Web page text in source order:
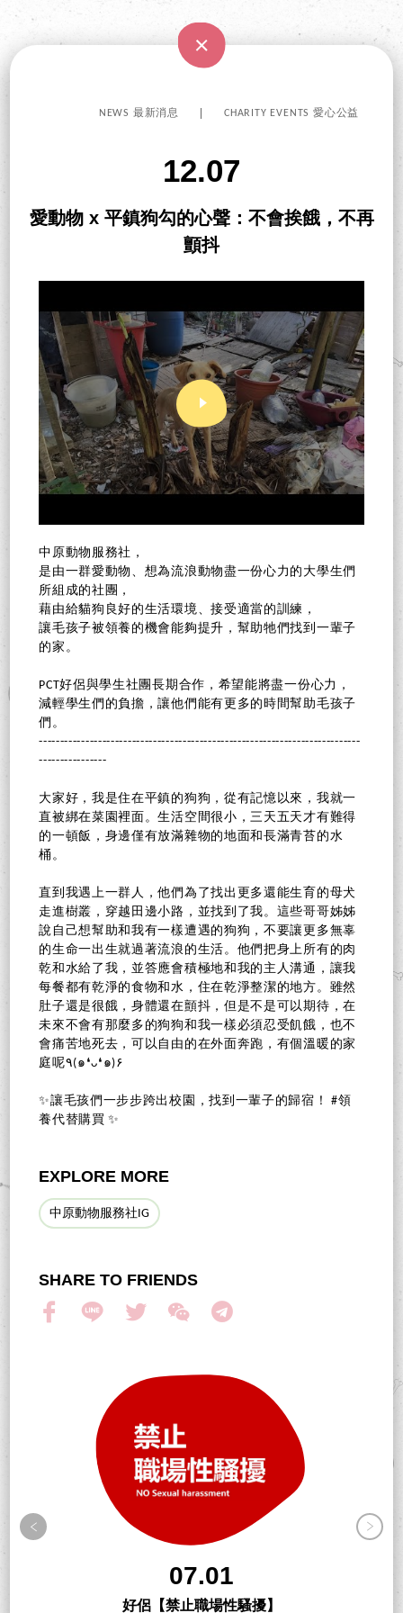
NEWS 最新消息 CHARITY EVENTS 愛心公益
12.07
愛動物 x 平鎮狗勾的心聲：不會挨餓，不再
顫抖
中原動物服務社，
是由一群愛動物、想為流浪動物盡一份心力的大學生們
所組成的社團，
藉由給貓狗良好的生活環境、接受適當的訓練，
讓毛孩子被領養的機會能夠提升，幫助牠們找到一輩子
的家。
PCT好侶與學生社團長期合作，希望能將盡一份心力，
減輕學生們的負擔，讓他們能有更多的時間幫助毛孩子
們。
----------------------------------------------------------------------------
----------------
大家好，我是住在平鎮的狗狗，從有記憶以來，我就一
直被綁在菜園裡面。生活空間很小，三天五天才有難得
的一頓飯，身邊僅有放滿雜物的地面和長滿青苔的水
桶。
直到我遇上一群人，他們為了找出更多還能生育的母犬
走進樹叢，穿越田邊小路，並找到了我。這些哥哥姊姊
說自己想幫助和我有一樣遭遇的狗狗，不要讓更多無辜
的生命一出生就過著流浪的生活。他們把身上所有的肉
乾和水給了我，並答應會積極地和我的主人溝通，讓我
每餐都有乾淨的食物和水，住在乾淨整潔的地方。雖然
肚子還是很餓，身體還在顫抖，但是不是可以期待，在
未來不會有那麼多的狗狗和我一樣必須忍受飢餓，也不
會痛苦地死去，可以自由的在外面奔跑，有個溫暖的家
庭呢٩(๑❛ᴗ❛๑)۶
✨讓毛孩們一步步跨出校園，找到一輩子的歸宿！ #領
養代替購買 ✨
EXPLORE MORE
中原動物服務社IG
SHARE TO FRIENDS
07.01
好侶【禁止職場性騷擾】